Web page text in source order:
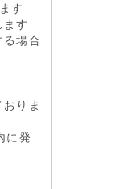
す
す
る場合
りま
に発